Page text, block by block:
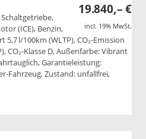
19.840,– €
incl. 19% MwSt.
Schaltgetriebe,
(ICE), Benzin,
l/100km (WLTP), CO₂-Emission
CO₂-Klasse D, Außenfarbe: Vibrant
Garantieleistung:
Fahrzeug, Zustand: unfallfrei,
drucken